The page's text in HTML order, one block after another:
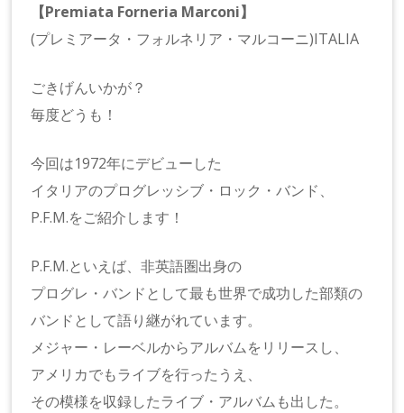
【Premiata Forneria Marconi】
(プレミアータ・フォルネリア・マルコーニ)ITALIA
ごきげんいかが？
毎度どうも！
今回は1972年にデビューした
イタリアのプログレッシブ・ロック・バンド、
P.F.M.をご紹介します！
P.F.M.といえば、非英語圏出身の
プログレ・バンドとして最も世界で成功した部類の
バンドとして語り継がれています。
メジャー・レーベルからアルバムをリリースし、
アメリカでもライブを行ったうえ、
その模様を収録したライブ・アルバムも出した。